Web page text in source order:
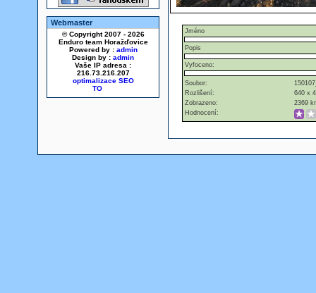
Webmaster
© Copyright 2007 - 2026
Enduro team Horažďovice
Powered by : admin
Design by : admin
Vaše IP adresa :
216.73.216.207
optimalizace SEO
Jméno
Popis
Vyfoceno:
Soubor:
Rozlišení:
640 x
Zobrazeno:
2369
Hodnocení: